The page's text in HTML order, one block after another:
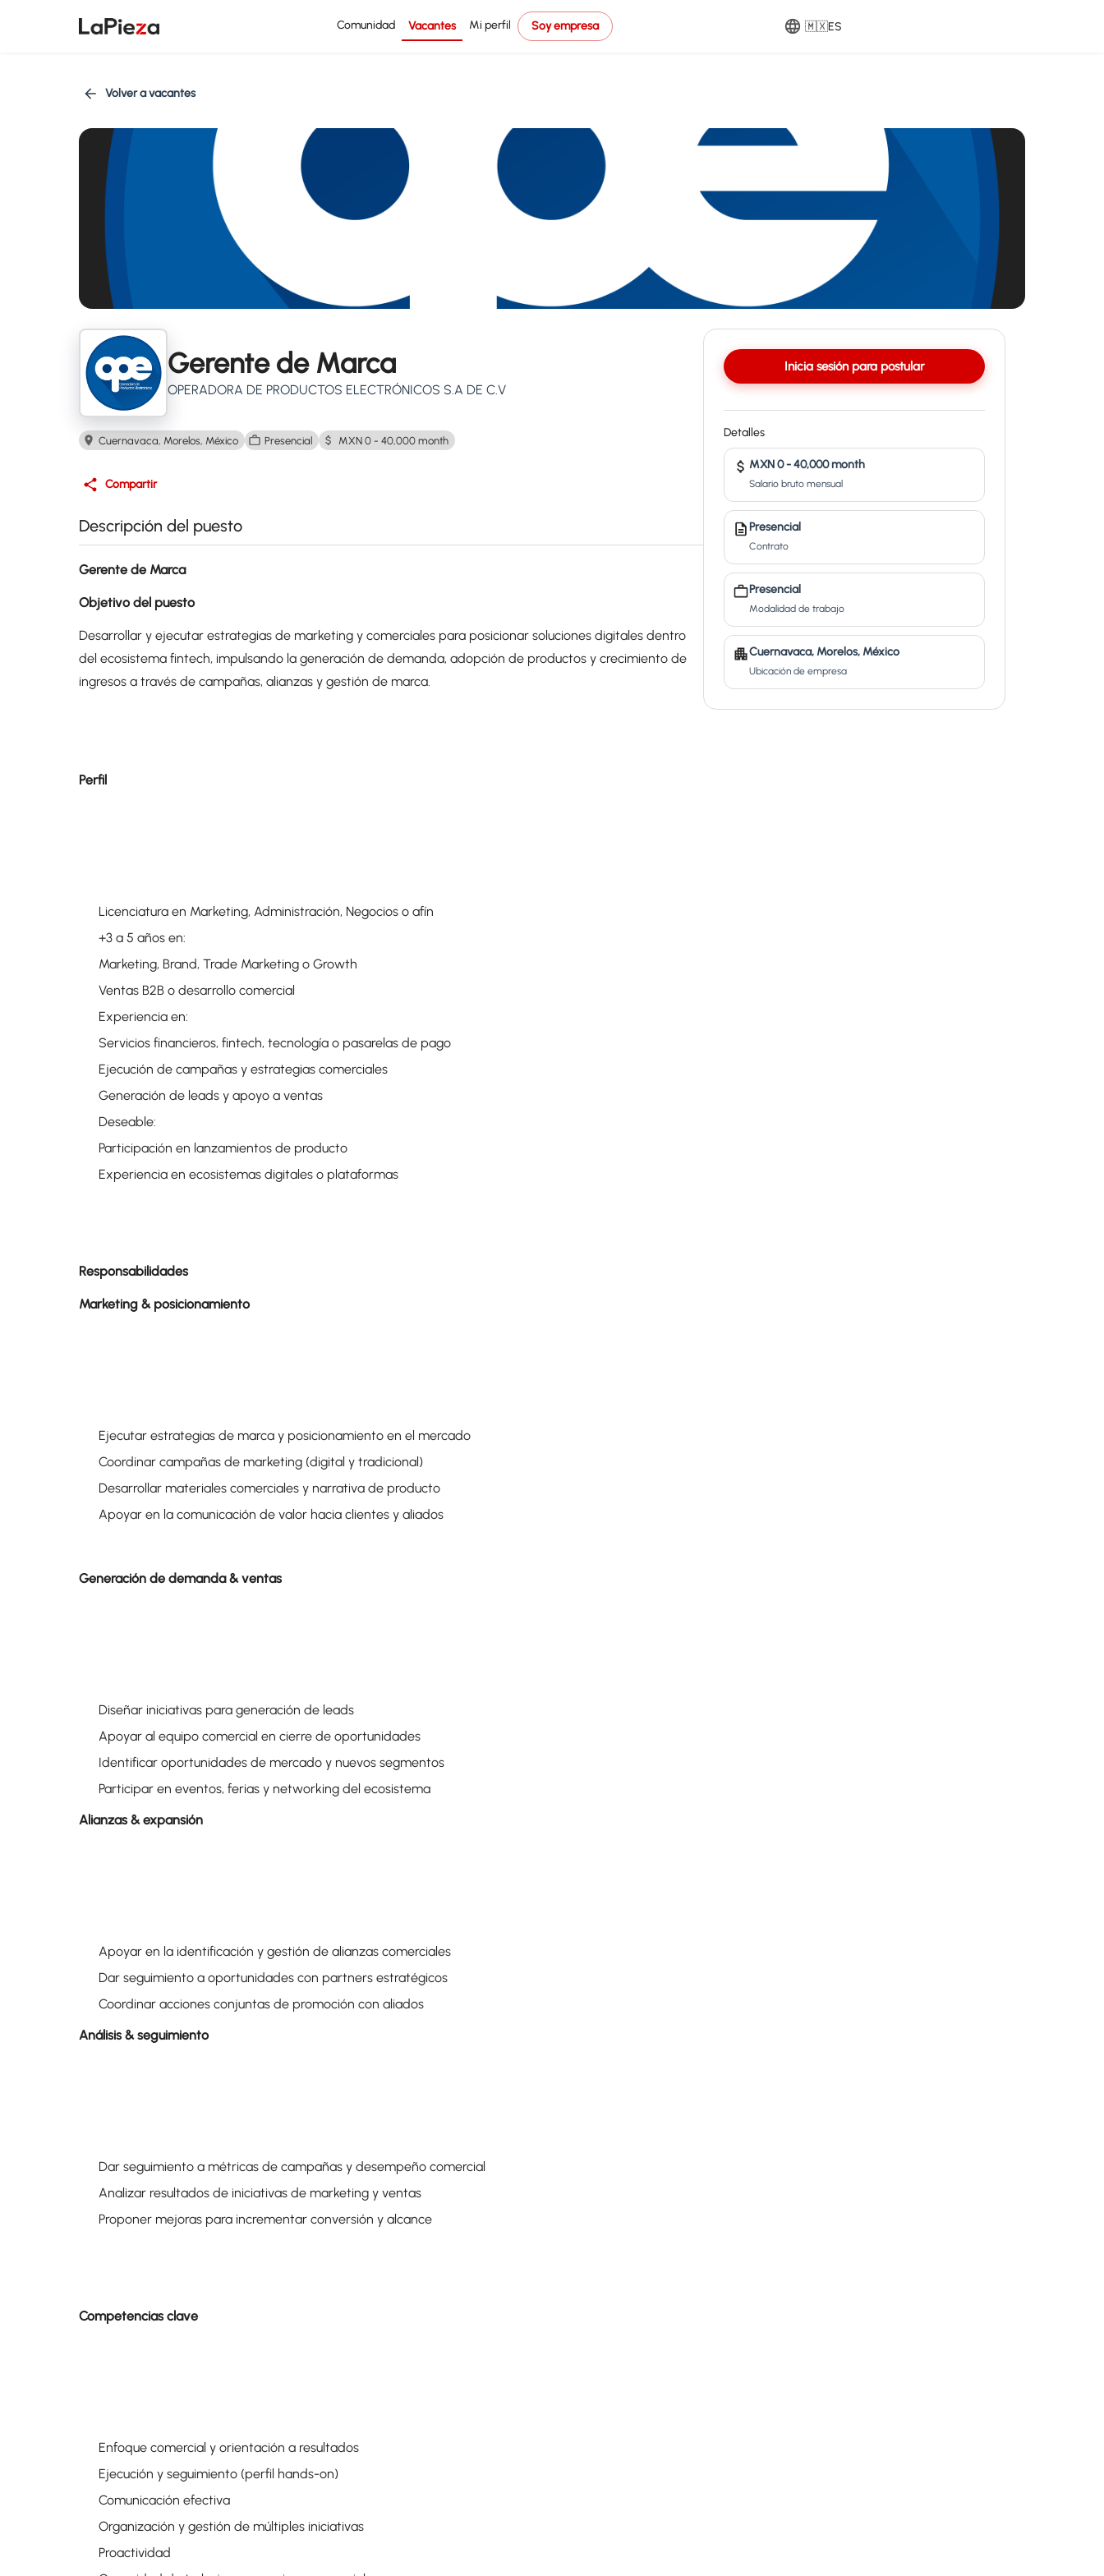
Comunidad Vacantes Mi perfil Soy empresa 🇲🇽ES
Volver a vacantes
Gerente de Marca
OPERADORA DE PRODUCTOS ELECTRÓNICOS S.A DE C.V
Cuernavaca, Morelos, México Presencial MXN 0 - 40,000 month
Compartir
Descripción del puesto
Gerente de Marca
Objetivo del puesto
Desarrollar y ejecutar estrategias de marketing y comerciales para posicionar soluciones digitales dentro
del ecosistema fintech, impulsando la generación de demanda, adopción de productos y crecimiento de
ingresos a través de campañas, alianzas y gestión de marca.
Perfil
Licenciatura en Marketing, Administración, Negocios o afín
+3 a 5 años en:
Marketing, Brand, Trade Marketing o Growth
Ventas B2B o desarrollo comercial
Experiencia en:
Servicios financieros, fintech, tecnología o pasarelas de pago
Ejecución de campañas y estrategias comerciales
Generación de leads y apoyo a ventas
Deseable:
Participación en lanzamientos de producto
Experiencia en ecosistemas digitales o plataformas
Responsabilidades
Marketing & posicionamiento
Ejecutar estrategias de marca y posicionamiento en el mercado
Coordinar campañas de marketing (digital y tradicional)
Desarrollar materiales comerciales y narrativa de producto
Apoyar en la comunicación de valor hacia clientes y aliados
Generación de demanda & ventas
Diseñar iniciativas para generación de leads
Apoyar al equipo comercial en cierre de oportunidades
Identificar oportunidades de mercado y nuevos segmentos
Participar en eventos, ferias y networking del ecosistema
Alianzas & expansión
Apoyar en la identificación y gestión de alianzas comerciales
Dar seguimiento a oportunidades con partners estratégicos
Coordinar acciones conjuntas de promoción con aliados
Análisis & seguimiento
Dar seguimiento a métricas de campañas y desempeño comercial
Analizar resultados de iniciativas de marketing y ventas
Proponer mejoras para incrementar conversión y alcance
Competencias clave
Enfoque comercial y orientación a resultados
Ejecución y seguimiento (perfil hands-on)
Comunicación efectiva
Organización y gestión de múltiples iniciativas
Proactividad
Inicia sesión para postular
Detalles
MXN 0 - 40,000 month
Salario bruto mensual
Presencial
Contrato
Presencial
Modalidad de trabajo
Cuernavaca, Morelos, México
Ubicación de empresa